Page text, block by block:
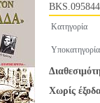
Κατηγορία
Υποκατηγορία
Χωρίς